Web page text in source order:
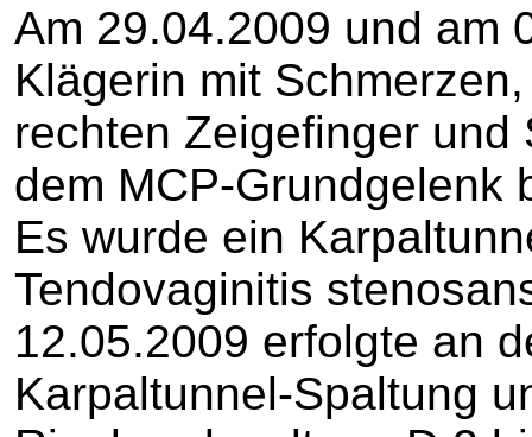
Am 29.04.2009 und am
Klägerin mit
rechten Zeigefinger
dem MCP-Grundgelenk
Es wurde ein
Tendovaginitis
12.05.2009 erfolgte an
Karpaltunnel-Spaltung